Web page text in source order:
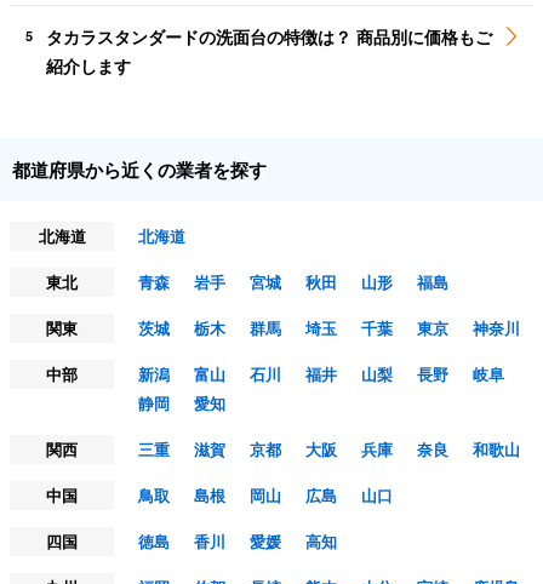
5
タカラスタンダードの洗面台の特徴は？ 商品別に価格もご
紹介します
都道府県から近くの業者を探す
北海道
北海道
東北
青森 岩手 宮城 秋田 山形
福島
関東
茨城 栃木 群馬 埼玉 千葉 東京
神奈川
中部
新潟 富山 石川 福井 山梨 長野
岐阜
静岡
愛知
関西
三重 滋賀 京都 大阪 兵庫 奈良
和歌山
中国
鳥取 島根 岡山 広島
山口
四国
徳島 香川 愛媛
高知